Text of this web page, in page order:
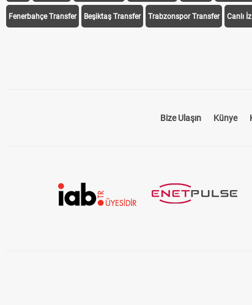
Fenerbahçe Transfer Beşiktaş Transfer Trabzonspor Transfer Canlı
Bize Ulaşın Künye